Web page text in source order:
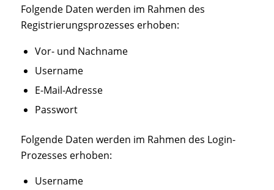
Folgende Daten werden im Rahmen des
Registrierungsprozesses erhoben:
Vor- und Nachname
Username
E-Mail-Adresse
Passwort
Folgende Daten werden im Rahmen des Login-
Prozesses erhoben:
Username